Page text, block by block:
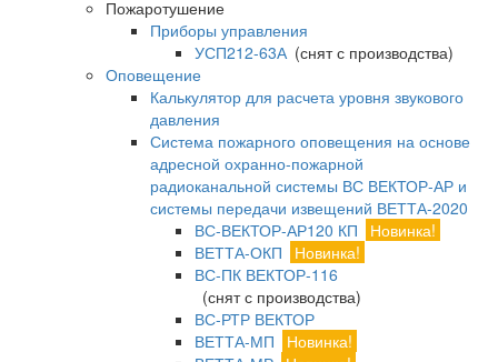
Пожаротушение
Приборы управления
УСП212-63А(снят с производства)
Оповещение
Калькулятор для расчета уровня звукового
давления
Система пожарного оповещения на основе
адресной охранно-пожарной
радиоканальной системы ВС ВЕКТОР-АР и
системы передачи извещений ВЕТТА-2020
ВС-ВЕКТОР-АР120 КП
Новинка!
ВЕТТА-ОКП
Новинка!
ВС-ПК ВЕКТОР-116
(снят с производства)
ВС-РТР ВЕКТОР
ВЕТТА-МП
Новинка!